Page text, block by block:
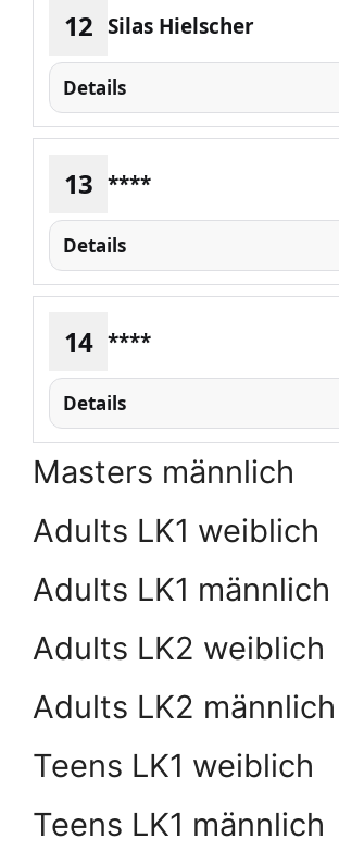
12 Silas Hielscher
Details
13 ****
Details
14 ****
Details
Masters männlich
Adults LK1 weiblich
Adults LK1 männlich
Adults LK2 weiblich
Adults LK2 männlich
Teens LK1 weiblich
Teens LK1 männlich